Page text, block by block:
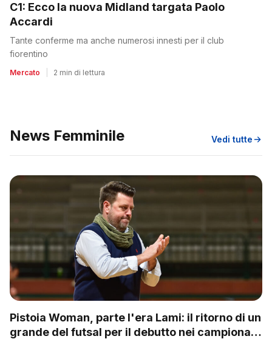
C1: Ecco la nuova Midland targata Paolo
Accardi
Tante conferme ma anche numerosi innesti per il club
fiorentino
Mercato 2 min di lettura
News Femminile Vedi tutte
Pistoia Woman, parte l'era Lami: il ritorno di un
grande del futsal per il debutto nei campionati